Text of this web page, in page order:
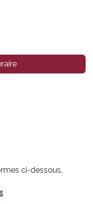
ci-dessous.